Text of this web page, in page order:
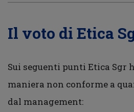
Il voto di Etica
Sui seguenti punti Etica Sgr
maniera non conforme a
dal management: